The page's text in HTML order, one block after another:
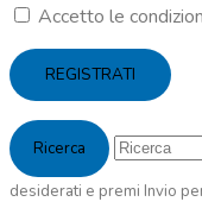
Accetto le
REGISTRATI
desiderati e premi Invio